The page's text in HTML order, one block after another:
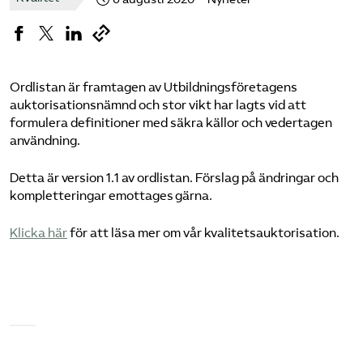
Logga in på Arbetsgivarguiden
Ordlistan är framtagen av Utbildningsföretagens
auktorisationsnämnd och stor vikt har lagts vid att
formulera definitioner med säkra källor och vedertagen
användning.
Detta är version 1.1 av ordlistan. Förslag på ändringar och
kompletteringar emottages gärna.
Klicka härför att läsa mer om vår kvalitetsauktorisation.